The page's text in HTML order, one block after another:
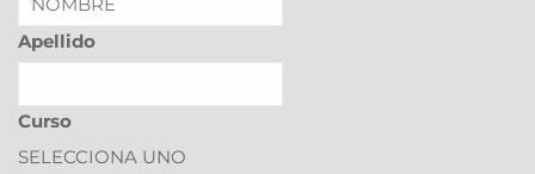
Apellido
Curso
SELECCIONA UNO